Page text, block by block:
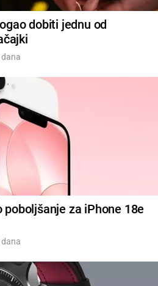
dobiti jednu od
dana
za iPhone 18e
dana